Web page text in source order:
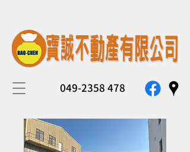
049-2358 478